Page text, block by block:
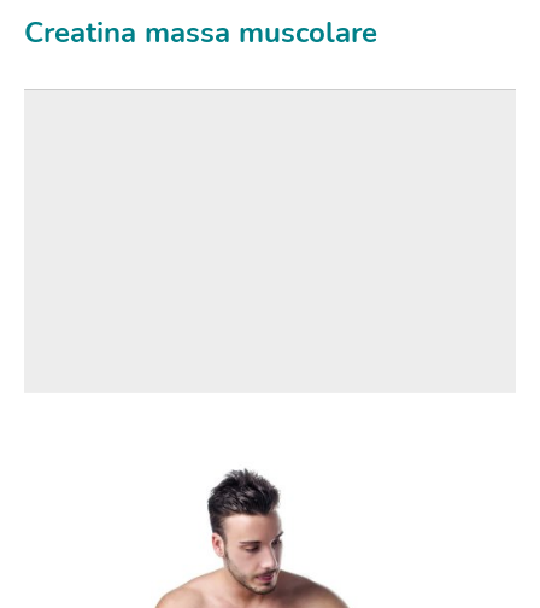
Creatina massa muscolare